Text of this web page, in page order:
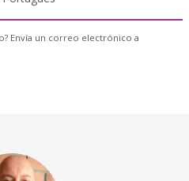
Envía un correo electrónico a